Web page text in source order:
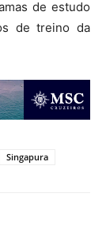
de estudo
de treino da
Singapura